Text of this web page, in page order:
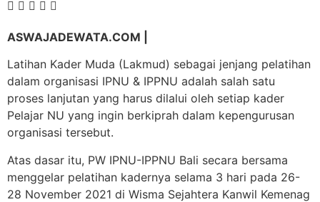
ASWAJADEWATA.COM |
Latihan Kader Muda (Lakmud) sebagai jenjang pelatihan
dalam organisasi IPNU & IPPNU adalah salah satu
proses lanjutan yang harus dilalui oleh setiap kader
Pelajar NU yang ingin berkiprah dalam kepengurusan
organisasi tersebut.
Atas dasar itu, PW IPNU-IPPNU Bali secara bersama
menggelar pelatihan kadernya selama 3 hari pada 26-
28 November 2021 di Wisma Sejahtera Kanwil Kemenag